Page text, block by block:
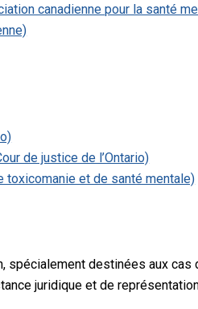
canadienne pour la santé
de justice de l’Ontario)
toxicomanie et de santé mentale)
spécialement destinées aux cas
juridique et de